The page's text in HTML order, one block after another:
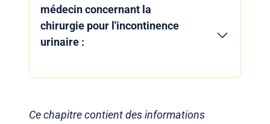
médecin concernant la
chirurgie pour l'incontinence
urinaire :
Ce chapitre contient des informations